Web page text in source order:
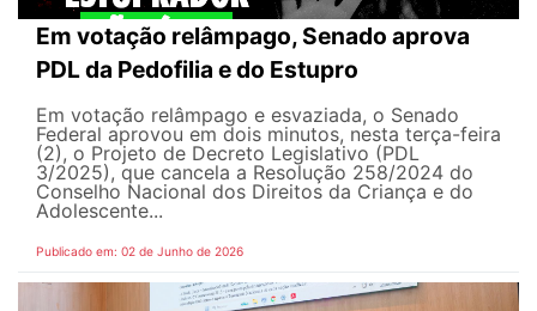
Em votação relâmpago, Senado aprova
PDL da Pedofilia e do Estupro
Em votação relâmpago e esvaziada, o Senado
Federal aprovou em dois minutos, nesta terça-feira
(2), o Projeto de Decreto Legislativo (PDL
3/2025), que cancela a Resolução 258/2024 do
Conselho Nacional dos Direitos da Criança e do
Adolescente...
Publicado em: 02 de Junho de 2026